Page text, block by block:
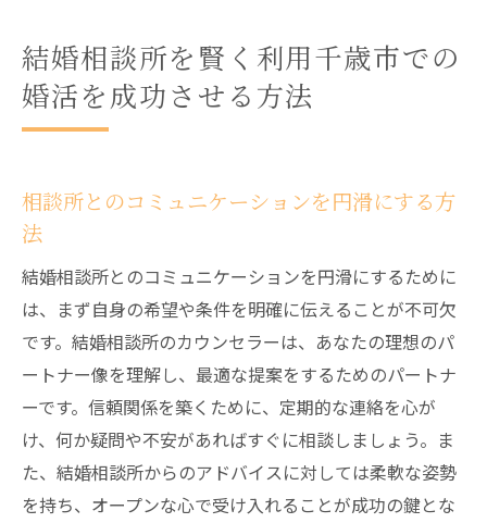
結婚相談所を賢く利用千歳市での
婚活を成功させる方法
相談所とのコミュニケーションを円滑にする方
法
結婚相談所とのコミュニケーションを円滑にするために
は、まず自身の希望や条件を明確に伝えることが不可欠
です。結婚相談所のカウンセラーは、あなたの理想のパ
ートナー像を理解し、最適な提案をするためのパートナ
ーです。信頼関係を築くために、定期的な連絡を心が
け、何か疑問や不安があればすぐに相談しましょう。ま
た、結婚相談所からのアドバイスに対しては柔軟な姿勢
を持ち、オープンな心で受け入れることが成功の鍵とな